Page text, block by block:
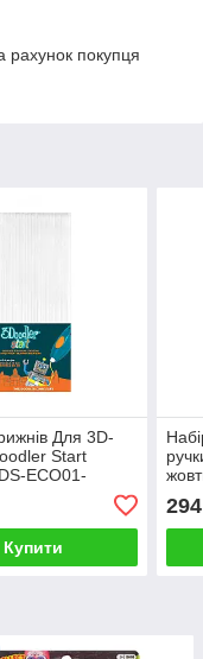
рахунок покупця
Для 3D-
Start
ECO01-
Купити
294